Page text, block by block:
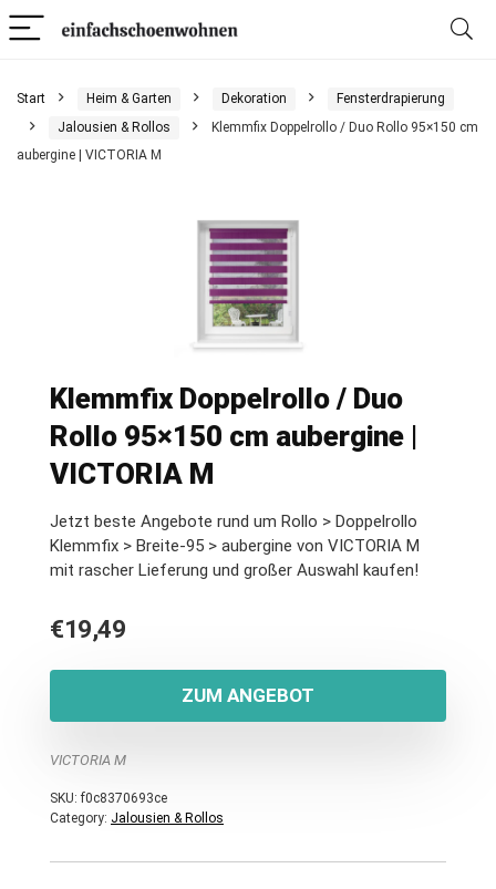
Start Heim & Garten Dekoration
Fensterdrapierung
Jalousien & Rollos
Klemmfix Doppelrollo / Duo Rollo 95×150 cm
aubergine | VICTORIA M
Klemmfix Doppelrollo / Duo
Rollo 95×150 cm aubergine |
VICTORIA M
Jetzt beste Angebote rund um Rollo > Doppelrollo
Klemmfix > Breite-95 > aubergine von VICTORIA M
mit rascher Lieferung und großer Auswahl kaufen!
€19,49
ZUM ANGEBOT
VICTORIA M
SKU:f0c8370693ce
Category: Jalousien & Rollos